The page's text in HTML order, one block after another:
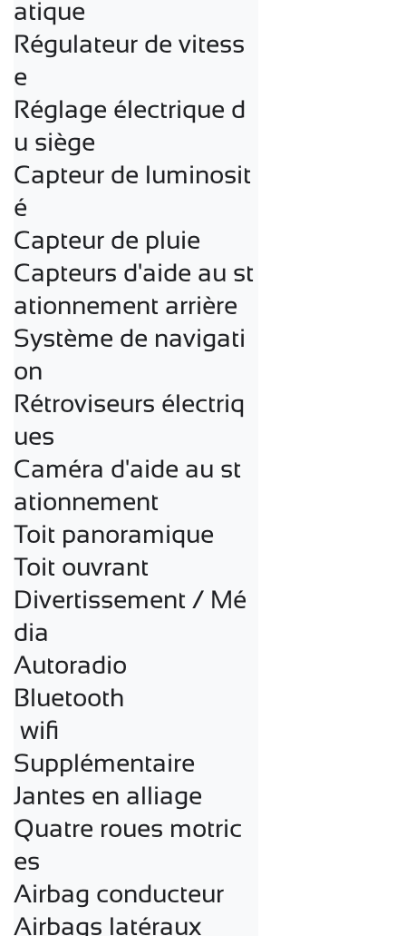
atique
Régulateur de vitess
e
Réglage électrique d
u siège
Capteur de luminosit
é
Capteur de pluie
Capteurs d'aide au st
ationnement arrière
Système de navigati
on
Rétroviseurs électriq
ues
Caméra d'aide au st
ationnement
Toit panoramique
Toit ouvrant
Divertissement / Mé
dia
Autoradio
Bluetooth
Supplémentaire
Jantes en alliage
Quatre roues motric
es
Airbag conducteur
Airbags latéraux